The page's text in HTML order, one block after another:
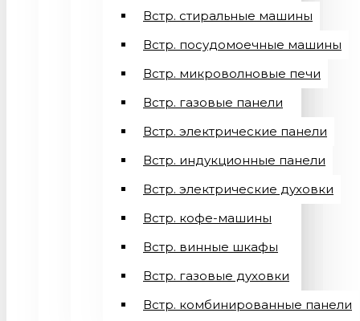
Встр. стиральные машины
Встр. посудомоечные машины
Встр. микроволновые печи
Встр. газовые панели
Встр. электрические панели
Встр. индукционные панели
Встр. электрические духовки
Встр. кофе-машины
Встр. винные шкафы
Встр. газовые духовки
Встр. комбинированные панели